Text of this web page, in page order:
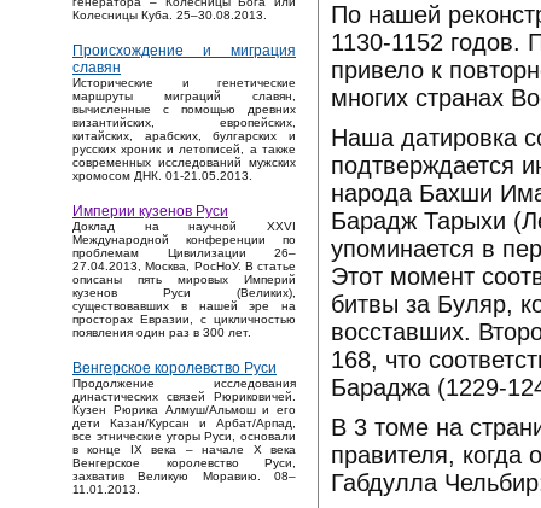
Колесницы Куба. 25–30.08.2013.
Происхождение и миграция
славян
Исторические и генетические
маршруты миграций славян,
вычисленные с помощью древних
византийских, европейских,
китайских, арабских, булгарских и
русских хроник и летописей, а также
современных исследований мужских
хромосом ДНК. 01-21.05.2013.
Империи кузенов Руси
Доклад на научной XXVI
Международной конференции по
проблемам Цивилизации 26–
27.04.2013, Москва, РосНоУ. В статье
описаны пять мировых Империй
кузенов Руси (Великих),
существовавших в нашей эре на
просторах Евразии, с цикличностью
появления один раз в 300 лет.
Венгерское королевство Руси
Продолжение исследования
династических связей Рюриковичей.
Кузен Рюрика Алмуш/Альмош и его
дети Казан/Курсан и Арбат/Арпад,
все этнические угоры Руси, основали
в конце IX века – начале X века
Венгерское королевство Руси,
захватив Великую Моравию. 08–
11.01.2013.
По нашей
1130-1152 годов.
привело к
многих странах
Наша датировка
подтверждается
народа Бахши
Барадж Тарыхи
упоминается в
Этот момент
битвы за Буляр,
восставших.
168, что
Бараджа (1229-
В 3 томе на
правителя, когда
Габдулла